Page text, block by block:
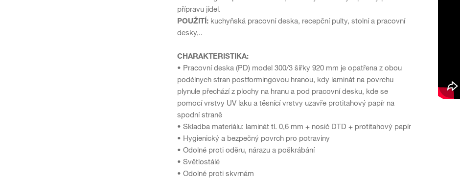
přípravu jídel.
POUŽITÍ: kuchyňská pracovní deska, recepční pulty, stolní a pracovní
desky,..
CHARAKTERISTIKA:
• Pracovní deska (PD) model 300/3 šířky 920 mm je opatřena z obou
podélnych stran postformingovou hranou, kdy laminát na povrchu
plynule přechází z plochy na hranu a pod pracovní desku, kde se
pomocí vrstvy UV laku a těsnící vrstvy uzavře protitahový papír na
spodní straně
• Skladba materiálu: laminát tl. 0,6 mm + nosič DTD + protitahový papír
• Hygienický a bezpečný povrch pro potraviny
• Odolné proti oděru, nárazu a poškrábání
• Světlostálé
• Odolné proti skvrnám